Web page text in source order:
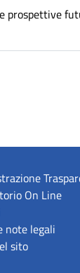
prospettive
On Line
note legali
sito